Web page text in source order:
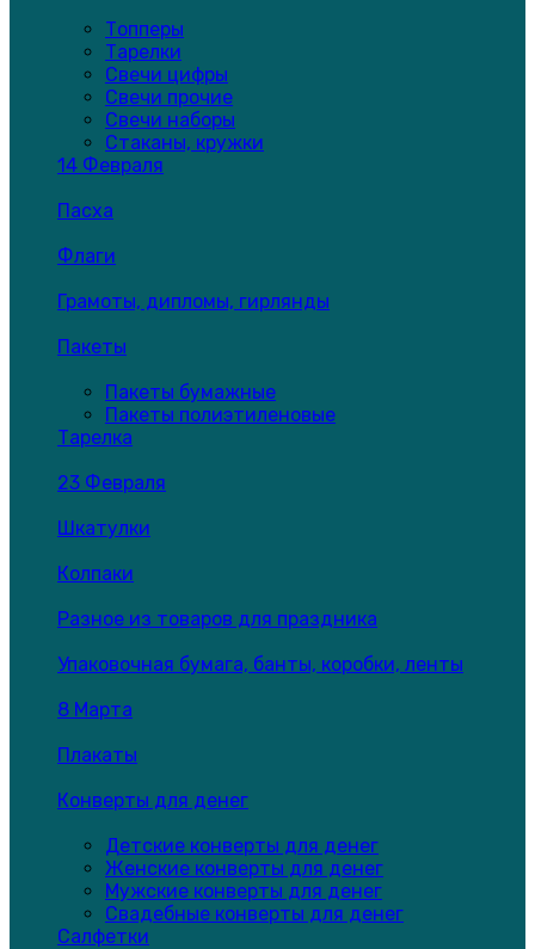
Топперы
Тарелки
Свечи цифры
Свечи прочие
Свечи наборы
Стаканы, кружки
14 Февраля
Пасха
Флаги
Грамоты, дипломы, гирлянды
Пакеты
Пакеты бумажные
Пакеты полиэтиленовые
Тарелка
23 Февраля
Шкатулки
Колпаки
Разное из товаров для праздника
Упаковочная бумага, банты, коробки, ленты
8 Марта
Плакаты
Конверты для денег
Детские конверты для денег
Женские конверты для денег
Мужские конверты для денег
Свадебные конверты для денег
Салфетки